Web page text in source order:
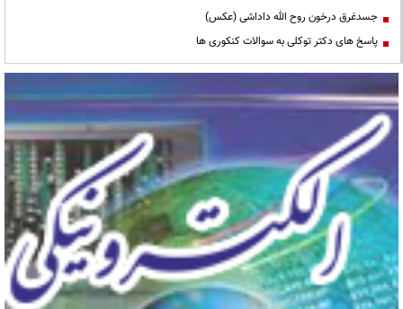
جسدغرق درخون روح الله داداشی (عکس)
پاسخ های دکتر توکلی به سوالات کنکوری ها